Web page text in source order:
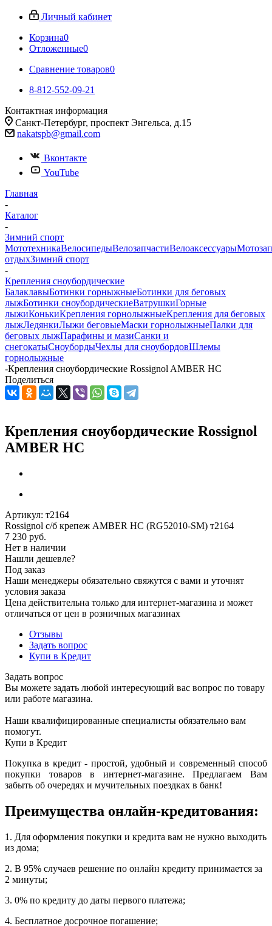
Личный кабинет
Корзина0
Отложенные0
Сравнение товаров0
8-812-552-09-21
Контактная информация
Санкт-Петербург, проспект Энгельса, д.15
nakatspb@gmail.com
Вконтакте
YouTube
Главная
-
Каталог
-
Зимний спорт
МототехникаВелосипедыВелозапчастиВелоаксессуары
отдыхЗимний спорт
-
Крепления сноубордические
БалаклавыБотинки горныжныеБотинки для беговых
лыжБотинки сноубордическиеВатрушкиГорные
лыжиКонькиКрепления горнолыжныеКрепления для беговых
лыжЛедянкиЛыжи беговыеМаски горнолыжныеПалки для
беговых лыжПарафины и мазиСанки и
снегокатыСноубордыЧехлы для сноубордовШлемы
горнолыжные
-Крепления сноубордические Rossignol AMBER HC
Поделиться
Крепления сноубордические Rossignol
AMBER HC
Артикул: т2164
Rossignol с/б крепеж AMBER HC (RG52010-SM) т2164
7 230 руб.
Нет в наличии
Нашли дешевле?
Под заказ
Наши менеджеры обязательно свяжутся с вами и уточнят
условия заказа
Цена действительна только для интернет-магазина и может
отличаться от цен в розничных магазинах
Отзывы
Задать вопрос
Купи в Кредит
Задать вопрос
Вы можете задать любой интересующий вас вопрос по товару
или работе магазина.
Наши квалифицированные специалисты обязательно вам
помогут.
Купи в Кредит
Покупка в кредит - простой, удобный и современный способ
покупки товаров в интернет-магазине. Предлагаем Вам
забыть об очередях и мучительных поездках в банк!
Преимущества онлайн-кредитования:
1. Для оформления покупки и кредита вам не нужно выходить
из дома;
2. В 95% случаев решение по онлайн кредиту принимается за
2 минуты;
3. 0% по кредиту до даты первого платежа;
4. Бесплатное досрочное погашение;